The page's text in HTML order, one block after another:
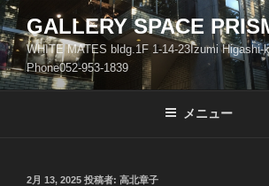
コ
ン
テ
ン
ツ
GALLERY SPACE
WHITE MATES bldg.1F 1-14-23Izumi Higashi-
Phone052-953-1839
メニュー
投
2月 13, 2025 投稿者: 高北章子